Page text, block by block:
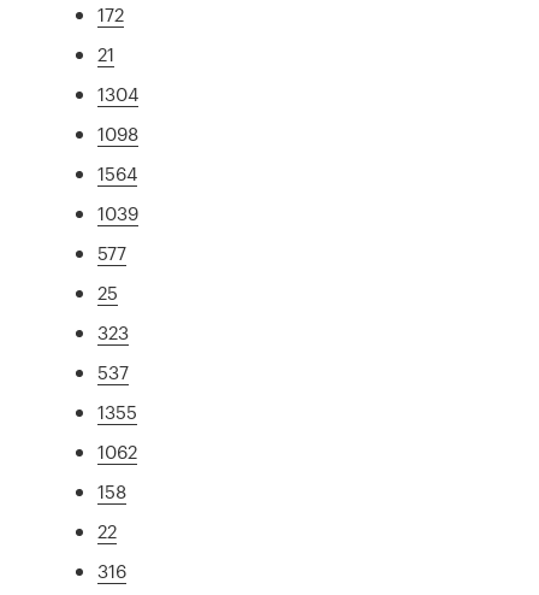
172
21
1304
1098
1564
1039
577
25
323
537
1355
1062
158
22
316